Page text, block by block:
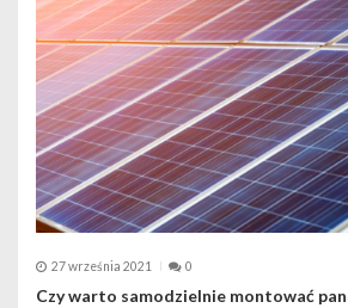
p
i
s
u
27 września 2021 0
Czy warto samodzielnie montować